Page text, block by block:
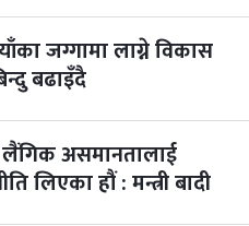
जग्गामा लाग्ने विकास
बढाइँदै
असमानतालाई
लिएका हौं : मन्त्री बादी